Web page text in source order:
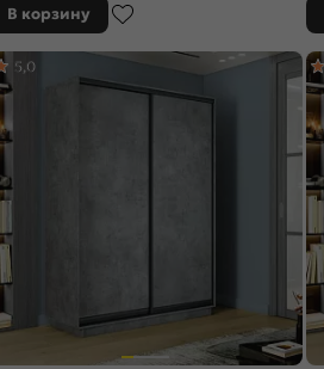
В корзину
5,0